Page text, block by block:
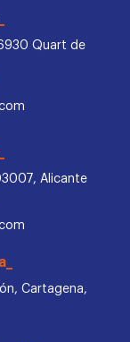
Quart de
Alicante
Cartagena,